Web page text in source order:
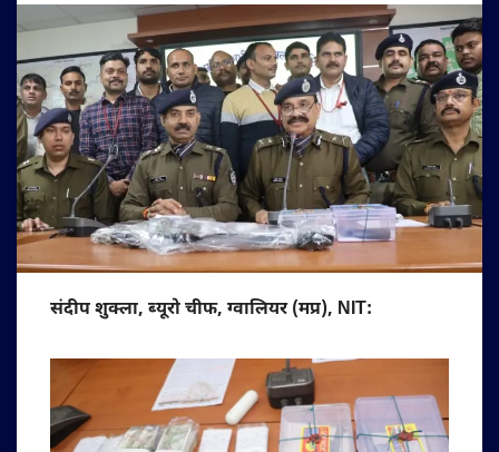
संदीप शुक्ला, ब्यूरो चीफ, ग्वालियर (मप्र), NIT: